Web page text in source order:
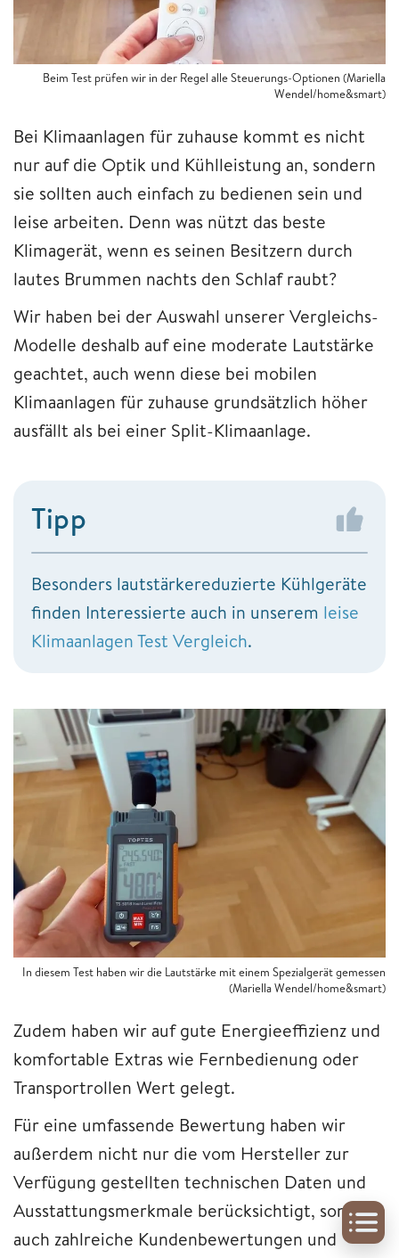
Beim Test prüfen wir in der Regel alle Steuerungs-Optionen (Mariella
Wendel/home&smart)
Bei Klimaanlagen für zuhause kommt es nicht
nur auf die Optik und Kühlleistung an, sondern
sie sollten auch einfach zu bedienen sein und
leise arbeiten. Denn was nützt das beste
Klimagerät, wenn es seinen Besitzern durch
lautes Brummen nachts den Schlaf raubt?
Wir haben bei der Auswahl unserer Vergleichs-
Modelle deshalb auf eine moderate Lautstärke
geachtet, auch wenn diese bei mobilen
Klimaanlagen für zuhause grundsätzlich höher
ausfällt als bei einer Split-Klimaanlage.
Tipp
Besonders lautstärkereduzierte Kühlgeräte
finden Interessierte auch in unserem leise
Klimaanlagen Test Vergleich.
In diesem Test haben wir die Lautstärke mit einem Spezialgerät gemessen
(Mariella Wendel/home&smart)
Zudem haben wir auf gute Energieeffizienz und
komfortable Extras wie Fernbedienung oder
Transportrollen Wert gelegt.
Für eine umfassende Bewertung haben wir
außerdem nicht nur die vom Hersteller zur
Verfügung gestellten technischen Daten und
Ausstattungsmerkmale berücksichtigt, sondern
auch zahlreiche Kundenbewertungen und